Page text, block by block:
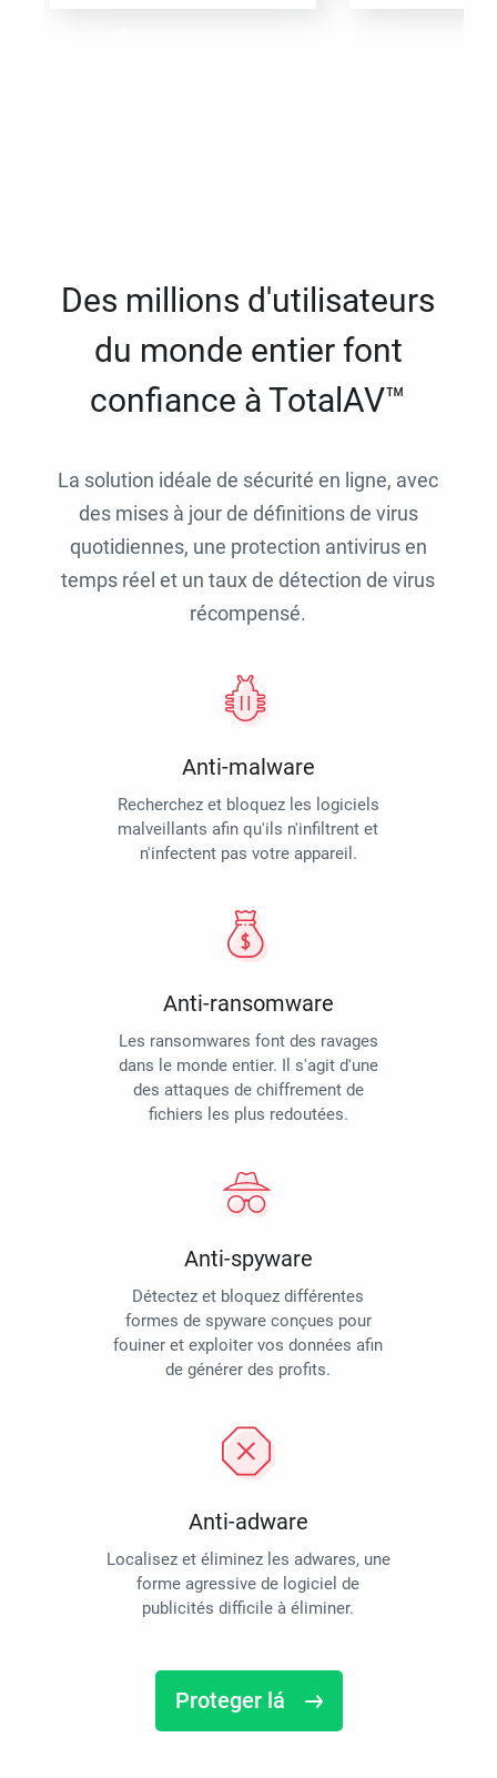
Des millions d'utilisateurs
du monde entier font
confiance à TotalAV™
La solution idéale de sécurité en ligne, avec
des mises à jour de définitions de virus
quotidiennes, une protection antivirus en
temps réel et un taux de détection de virus
récompensé.
Anti-malware
Recherchez et bloquez les logiciels
malveillants afin qu'ils n'infiltrent et
n'infectent pas votre appareil.
Anti-ransomware
Les ransomwares font des ravages
dans le monde entier. Il s'agit d'une
des attaques de chiffrement de
fichiers les plus redoutées.
Anti-spyware
Détectez et bloquez différentes
formes de spyware conçues pour
fouiner et exploiter vos données afin
de générer des profits.
Anti-adware
Localisez et éliminez les adwares, une
forme agressive de logiciel de
publicités difficile à éliminer.
Proteger lá